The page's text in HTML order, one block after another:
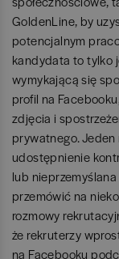
GoldenLine, by
potencjalnym
kandydata to tylko
wymykającą się
profil na
zdjęcia i
prywatnego.
udostępnienie
lub
przemówić na
rozmowy
że rekruterzy
na Facebooku